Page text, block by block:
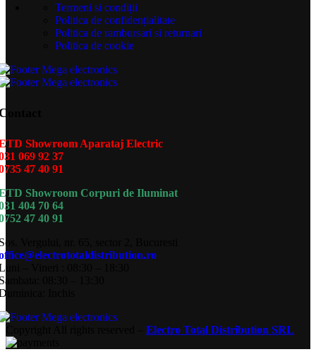
Termeni si condiții
Politica de confidențialitate
Politica de rambursari si returnari
Politica de cookie
Showroom Aparataj Electric
069 92 37
47 40 91
Showroom Corpuri de Iluminat
404 70 64
47 40 91
Vergului, nr. 65, sector 2, Bucuresti
– Vineri : 08:30 – 18:30
08:30 – 13:30
Inchis
Electro Total Distribution SRL